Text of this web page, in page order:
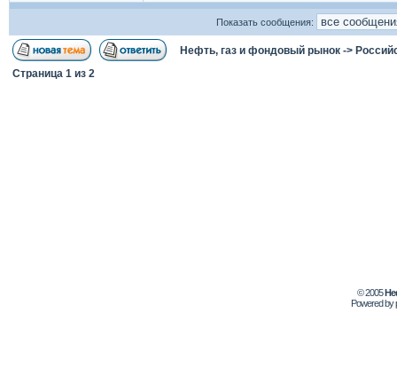
Показать сообщения:
Нефть, газ и фондовый рынок ->
Страница 1 из 2
© 2005
Powered by